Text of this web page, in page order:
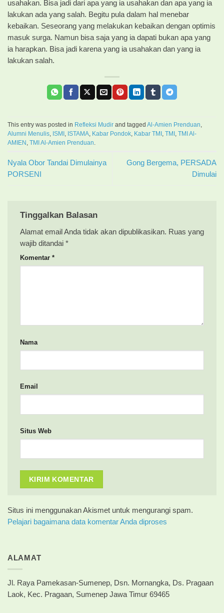
usahakan. Bisa jadi dari apa yang ia usahakan dan apa yang ia
lakukan ada yang salah. Begitu pula dalam hal menebar
kebaikan. Seseorang yang melakukan kebaikan dengan optimis
masuk surga. Namun bisa saja yang ia dapati bukan apa yang
ia harapkan. Bisa jadi karena yang ia usahakan dan yang ia
lakukan salah.
This entry was posted in Refleksi Mudir and tagged Al-Amien Prenduan
Alumni Menulis ISMI ISTAMA Kabar Pondok Kabar TMI TMI TMI Al-
AMIEN TMI Al-Amien Prenduan
Nyala Obor Tandai Dimulainya
PORSENI
Gong Bergema, PERSADA
Dimulai
Tinggalkan Balasan
Alamat email Anda tidak akan dipublikasikan. Ruas yang
wajib ditandai *
Komentar *
Nama
Email
Situs Web
Situs ini menggunakan Akismet untuk mengurangi spam.
Pelajari bagaimana data komentar Anda diproses
ALAMAT
Jl. Raya Pamekasan-Sumenep, Dsn. Mornangka, Ds. Pragaan
Laok, Kec. Pragaan, Sumenep Jawa Timur 69465